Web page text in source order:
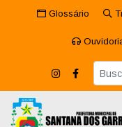
Glossário